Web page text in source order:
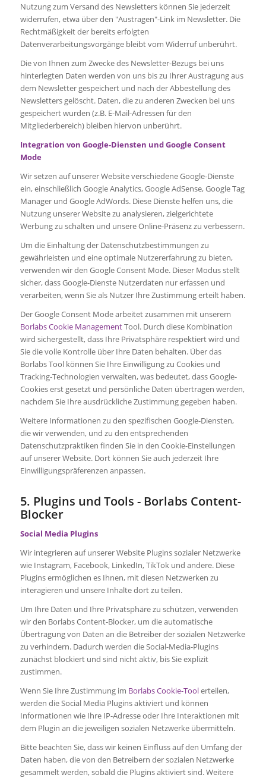
Nutzung zum Versand des Newsletters können Sie jederzeit
widerrufen, etwa über den "Austragen"-Link im Newsletter. Die
Rechtmäßigkeit der bereits erfolgten
Datenverarbeitungsvorgänge bleibt vom Widerruf unberührt.
Die von Ihnen zum Zwecke des Newsletter-Bezugs bei uns
hinterlegten Daten werden von uns bis zu Ihrer Austragung aus
dem Newsletter gespeichert und nach der Abbestellung des
Newsletters gelöscht. Daten, die zu anderen Zwecken bei uns
gespeichert wurden (z.B. E-Mail-Adressen für den
Mitgliederbereich) bleiben hiervon unberührt.
Integration von Google-Diensten und Google Consent
Mode
Wir setzen auf unserer Website verschiedene Google-Dienste
ein, einschließlich Google Analytics, Google AdSense, Google Tag
Manager und Google AdWords. Diese Dienste helfen uns, die
Nutzung unserer Website zu analysieren, zielgerichtete
Werbung zu schalten und unsere Online-Präsenz zu verbessern.
Um die Einhaltung der Datenschutzbestimmungen zu
gewährleisten und eine optimale Nutzererfahrung zu bieten,
verwenden wir den Google Consent Mode. Dieser Modus stellt
sicher, dass Google-Dienste Nutzerdaten nur erfassen und
verarbeiten, wenn Sie als Nutzer Ihre Zustimmung erteilt haben.
Der Google Consent Mode arbeitet zusammen mit unserem
Borlabs Cookie ManagementTool. Durch diese Kombination
wird sichergestellt, dass Ihre Privatsphäre respektiert wird und
Sie die volle Kontrolle über Ihre Daten behalten. Über das
Borlabs Tool können Sie Ihre Einwilligung zu Cookies und
Tracking-Technologien verwalten, was bedeutet, dass Google-
Cookies erst gesetzt und persönliche Daten übertragen werden,
nachdem Sie Ihre ausdrückliche Zustimmung gegeben haben.
Weitere Informationen zu den spezifischen Google-Diensten,
die wir verwenden, und zu den entsprechenden
Datenschutzpraktiken finden Sie in den Cookie-Einstellungen
auf unserer Website. Dort können Sie auch jederzeit Ihre
Einwilligungspräferenzen anpassen.
5. Plugins und Tools - Borlabs Content-
Blocker
Social Media Plugins
Wir integrieren auf unserer Website Plugins sozialer Netzwerke
wie Instagram, Facebook, LinkedIn, TikTok und andere. Diese
Plugins ermöglichen es Ihnen, mit diesen Netzwerken zu
interagieren und unsere Inhalte dort zu teilen.
Um Ihre Daten und Ihre Privatsphäre zu schützen, verwenden
wir den Borlabs Content-Blocker, um die automatische
Übertragung von Daten an die Betreiber der sozialen Netzwerke
zu verhindern. Dadurch werden die Social-Media-Plugins
zunächst blockiert und sind nicht aktiv, bis Sie explizit
zustimmen.
Wenn Sie Ihre Zustimmung im Borlabs Cookie-Toolerteilen,
werden die Social Media Plugins aktiviert und können
Informationen wie Ihre IP-Adresse oder Ihre Interaktionen mit
dem Plugin an die jeweiligen sozialen Netzwerke übermitteln.
Bitte beachten Sie, dass wir keinen Einfluss auf den Umfang der
Daten haben, die von den Betreibern der sozialen Netzwerke
gesammelt werden, sobald die Plugins aktiviert sind. Weitere